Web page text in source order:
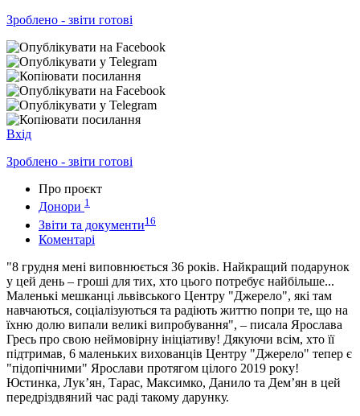
Зроблено - звіти готові
Вхід
Зроблено - звіти готові
Про проєкт
Донори 1
Звіти та документи16
Коментарі
"8 грудня мені виповнюється 36 років. Найкращий подарунок
у цей день – гроші для тих, хто цього потребує найбільше...
Маленькі мешканці львівського Центру "Джерело", які там
навчаються, соціалізуються та радіють життю попри те, що на
їхню долю випали великі випробування", – писала Ярослава
Гресь про свою неймовірну ініціативу! Дякуючи всім, хто її
підтримав, 6 маленьких вихованців Центру "Джерело" тепер є
"підопічними" Ярослави протягом цілого 2019 року!
Юстинка, Лук’ян, Тарас, Максимко, Данило та Дем’ян в цей
передріздвяний час раді такому дарунку.